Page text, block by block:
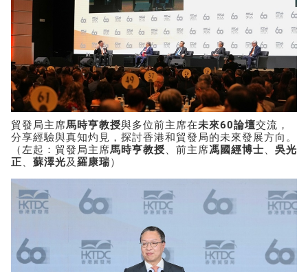
貿發局主席馬時亨教授與多位前主席在未來60論壇交流，
分享經驗與真知灼見，探討香港和貿發局的未來發展方向。
（左起：貿發局主席馬時亨教授、前主席馮國經博士、 吳光
正、 蘇澤光及 羅康瑞）